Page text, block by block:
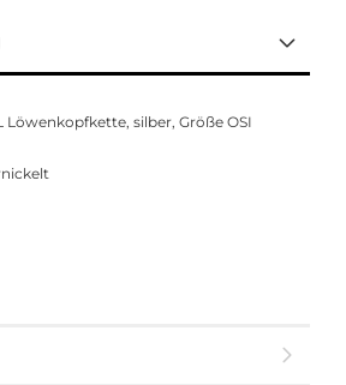
Löwenkopfkette, silber, Größe OSI